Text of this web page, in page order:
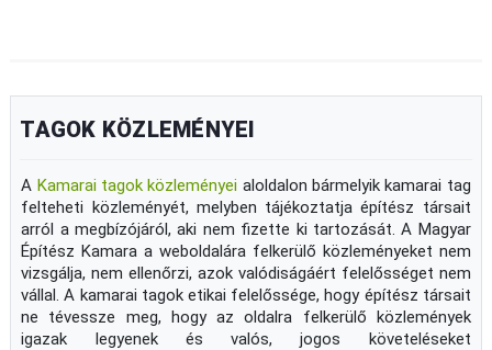
TAGOK KÖZLEMÉNYEI
A Kamarai tagok közleményei aloldalon bármelyik kamarai tag
felteheti közleményét, melyben tájékoztatja építész társait
arról a megbízójáról, aki nem fizette ki tartozását. A Magyar
Építész Kamara a weboldalára felkerülő közleményeket nem
vizsgálja, nem ellenőrzi, azok valódiságáért felelősséget nem
vállal. A kamarai tagok etikai felelőssége, hogy építész társait
ne tévessze meg, hogy az oldalra felkerülő közlemények
igazak legyenek és valós, jogos követeléseket